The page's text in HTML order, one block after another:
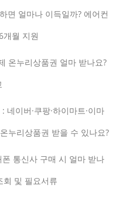
면 얼마나 이득일까? 에어컨
개월 지원
온누리상품권 얼마 받나요?
이버·쿠팡·하이마트·이마
누리상품권 받을 수 있나요?
통신사 구매 시 얼마 받나
회 및 필요서류